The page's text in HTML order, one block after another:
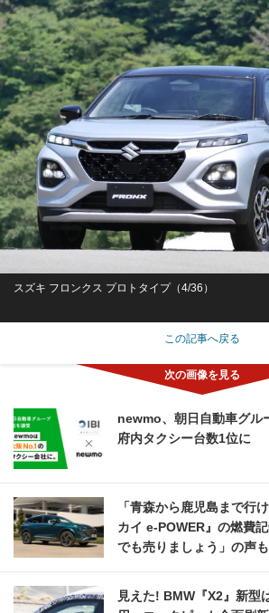
スズキ フロンクス プロトタイプ（4/36）
この記事へ戻る
newmo、朝日自動車グル
府内タクシー台数1位に
「青森から鹿児島まで行
カイ e-POWER』の燃費
でも売りましょう」の声も
見えた! BMW『X2』新型